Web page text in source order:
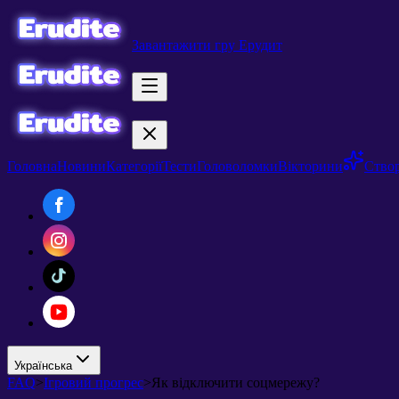
Завантажити гру Ерудит
ГоловнаНовиниКатегоріїТестиГоловоломкиВікторини
Українська
FAQ>Ігровий прогрес>Як відключити соцмережу?